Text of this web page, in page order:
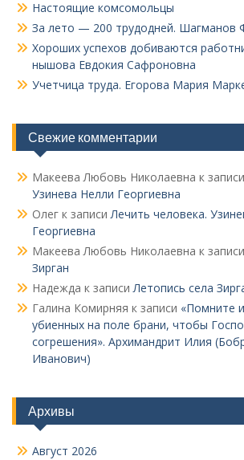
Настоящие комсомольцы
За лето — 200 трудодней. Шагманов
Хороших успехов добиваются
нышова Евдокия Сафроновна
Учетчица труда. Его­рова Мария
Свежие комментарии
Макеева Любовь Николаевна к
Узинева Нелли Георгиевна
Олег к записиЛечить человека.
Георгиевна
Макеева Любовь Николаевна к
Зирган
Надежда к записиЛетопись села
Галина Комирняя к записи «Помните
убиенных на поле брани, чтобы
согрешения». Архимандрит Илия
Иванович)
Архивы
Август 2026